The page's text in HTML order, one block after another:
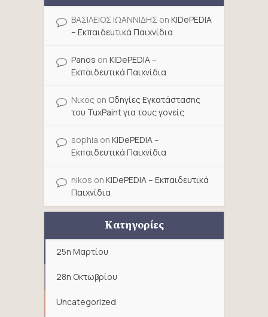
ΒΑΣΙΛΕΙΟΣ ΙΩΑΝΝΙΔΗΣ on KIDePEDIA
– Εκπαιδευτικά Παιχνίδια
Panos on KIDePEDIA –
Εκπαιδευτικά Παιχνίδια
Νικος on Οδηγίες Εγκατάστασης
του TuxPaint για τους γονείς
sophia on KIDePEDIA –
Εκπαιδευτικά Παιχνίδια
nikos on KIDePEDIA – Εκπαιδευτικά
Παιχνίδια
Κατηγορίες
25η Μαρτίου
28η Οκτωβρίου
Uncategorized